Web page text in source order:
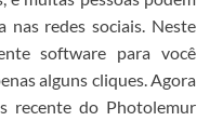
redes sociais. Neste
software para você
alguns cliques. Agora
recente do Photolemur